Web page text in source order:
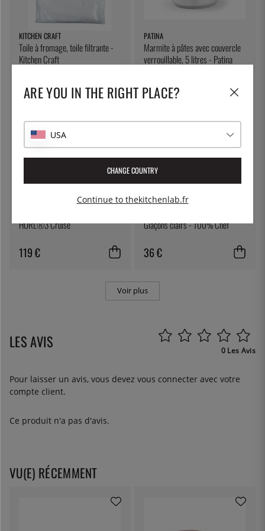
KITCHEN CRAFT
Toile à fromage, toile filtrante -
Kitchen Craft
PATINA
Marmite à pâtes avec couvercle
verrouillable, 5 litres - Patina
HORL®3 Cruise
119 €
Glaçons clairs - 100% Chef
36 €
Voir plus
LES AVIS 0 Les Avis
Pour laisser un avis, vous devez vous connecter avec votre
compte client.
Ce produit n'a pas d'avis.
VU(E) RÉCEMMENT
ARE YOU IN THE RIGHT PLACE?
USA
CHANGE COUNTRY
Continue to thekitchenlab.fr